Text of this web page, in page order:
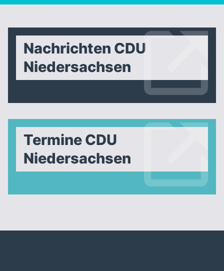
Nachrichten CDU
Niedersachsen
Termine CDU
Niedersachsen